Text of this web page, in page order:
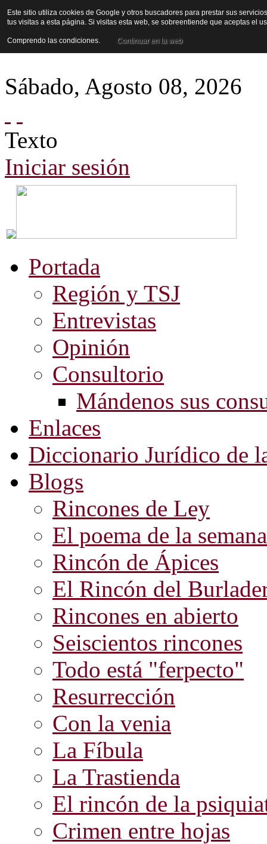
Sábado, Agosto 08, 2026
Texto
Iniciar sesión
Portada
Región y TSJ
Entrevistas
Opinión
Consultorio
Mándenos sus
Enlaces
Diccionario Jurídico de
Blogs
Rincones de Ley
El poema de la semana
Rincón de Ápices
El Rincón del
Rincones en abierto
Seiscientos rincones
Todo está "ferpecto"
Resurrección
Con la venia
La Fíbula
La Trastienda
El rincón de la
Crimen entre hojas
Este sitio utiliza cookies de Google y otros buscadores para prestar sus
tus visitas a esta página. Si visitas esta web, se sobreentiende que aceptas el
Comprendo las condiciones. Continuar en la web